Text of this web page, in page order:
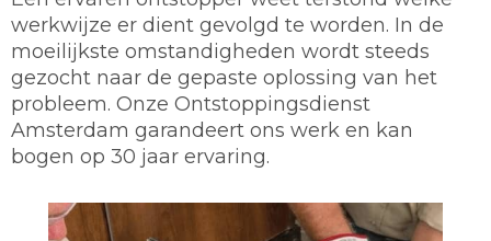
werkwijze er dient gevolgd te worden. In de
moeilijkste omstandigheden wordt steeds
gezocht naar de gepaste oplossing van het
probleem. Onze Ontstoppingsdienst
Amsterdam garandeert ons werk en kan
bogen op 30 jaar ervaring.